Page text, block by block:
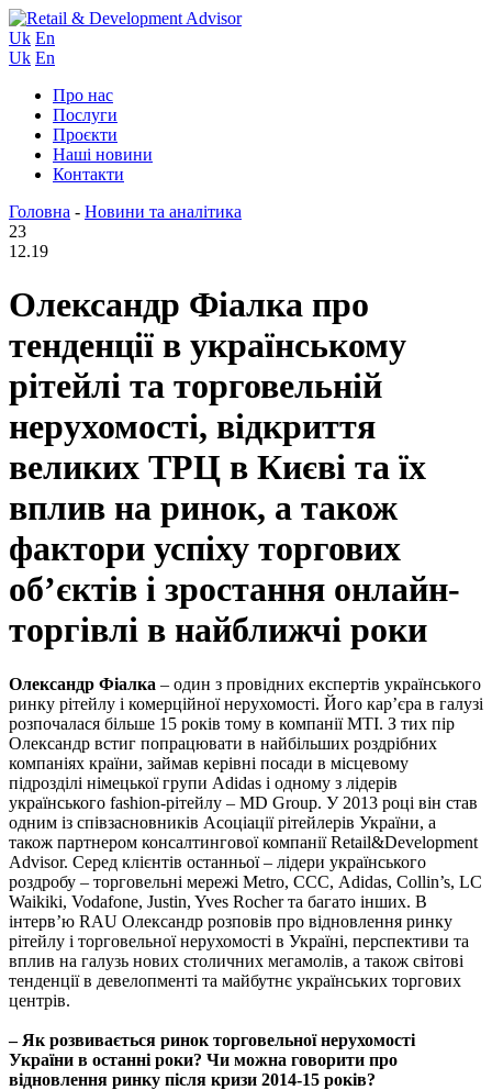
Uk En
Uk En
Про нас
Послуги
Проєкти
Наші новини
Контакти
Головна - Новини та аналітика
23
12.19
Олександр Фіалка про
тенденції в українському
рітейлі та торговельній
нерухомості, відкриття
великих ТРЦ в Києві та їх
вплив на ринок, а також
фактори успіху торгових
об’єктів і зростання онлайн-
торгівлі в найближчі роки
Олександр Фіалка – один з провідних експертів українського
ринку рітейлу і комерційної нерухомості. Його кар’єра в галузі
розпочалася більше 15 років тому в компанії MTI. З тих пір
Олександр встиг попрацювати в найбільших роздрібних
компаніях країни, займав керівні посади в місцевому
підрозділі німецької групи Adidas і одному з лідерів
українського fashion-рітейлу – MD Group. У 2013 році він став
одним із співзасновників Асоціації рітейлерів України, а
також партнером консалтингової компанії Retail&Development
Advisor. Серед клієнтів останньої – лідери українського
роздробу – торговельні мережі Metro, ССС, Adidas, Collin’s, LC
Waikiki, Vodafone, Justin, Yves Rocher та багато інших. В
інтерв’ю RAU Олександр розповів про відновлення ринку
рітейлу і торговельної нерухомості в Україні, перспективи та
вплив на галузь нових столичних мегамолів, а також світові
тенденції в девелопменті та майбутнє українських торгових
центрів.
– Як розвивається ринок торговельної нерухомості
України в останні роки? Чи можна говорити про
відновлення ринку після кризи 2014-15 років?